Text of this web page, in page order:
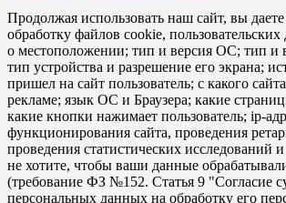
Продолжая использовать наш сайт, вы даете
обработку файлов cookie,
о местоположении; тип и версия ОС; тип и
тип устройства и разрешение его экрана;
пришел на сайт пользователь; с какого
рекламе; язык ОС и Браузера; какие
какие кнопки нажимает пользователь; ip-
функционирования сайта, проведения
проведения статистических исследований
не хотите, чтобы ваши данные
(требование ФЗ №152. Статья 9 "Согласие
персональных данных на обработку его